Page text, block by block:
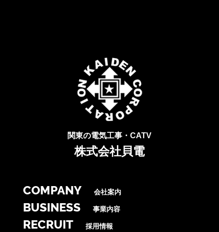
関東の電気工事・CATV
株式会社貝電
COMPANY 会社案内
BUSINESS 事業内容
RECRUIT 採用情報